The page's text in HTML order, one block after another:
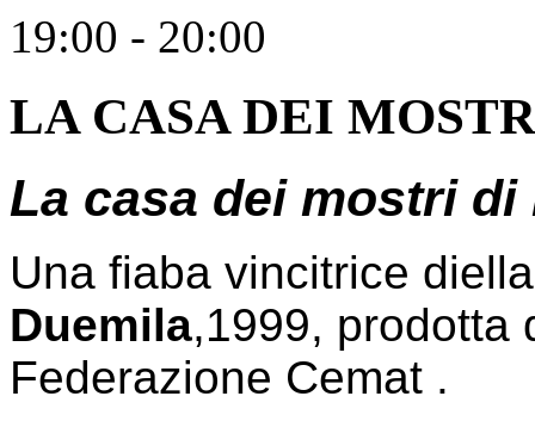
19:00 - 20:00
LA CASA DEI
La casa dei mostri di
Una fiaba vincitrice
Duemila,1999, prodotta
Federazione Cemat .